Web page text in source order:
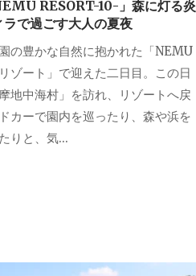
RESORT-10-」森に灯る炎
ラで過ごす大人の夏夜
の豊かな自然に抱かれた「NEMU
ゾート」で迎えた二日目。この日
地中海村」を訪れ、リゾートへ戻
カーで園内を巡ったり、森や浜を
りと、気...